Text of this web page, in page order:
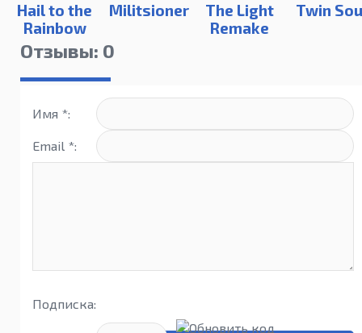
Hail to the
Rainbow
Militsioner
The Light
Remake
Twin
Отзывы: 0
Имя *:
Email *:
Подписка: